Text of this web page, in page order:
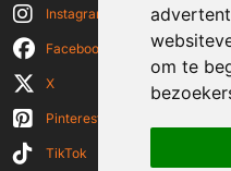
om te
Instagram
Facebook
X
Pinterest
TikTok